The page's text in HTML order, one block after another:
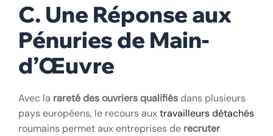
C. Une Réponse aux
Pénuries de Main-
d’Œuvre
Avec la rareté des ouvriers qualifiésdans plusieurs
pays européens, le recours auxtravailleurs détachés
roumains permet aux entreprises de recruter